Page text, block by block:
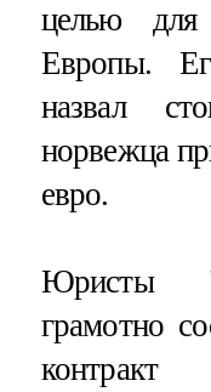
целью для
Европы.
назвал
норвежца
евро.
Юристы
грамотно